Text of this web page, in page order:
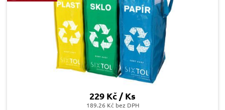
229 Kč / Ks
189.26 Kč bez DPH